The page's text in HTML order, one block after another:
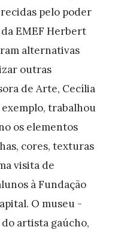
pelo poder
EMEF Herbert
alternativas
outras
de Arte, Cecília
exemplo, trabalhou
os elementos
cores, texturas
visita de
à Fundação
O museu -
artista gaúcho,